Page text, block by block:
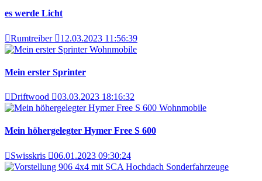
es werde Licht
Rumtreiber
12.03.2023 11:56:39
Wohnmobile
Mein erster Sprinter
Driftwood
03.03.2023 18:16:32
Wohnmobile
Mein höhergelegter Hymer Free S 600
Swisskris
06.01.2023 09:30:24
Sonderfahrzeuge